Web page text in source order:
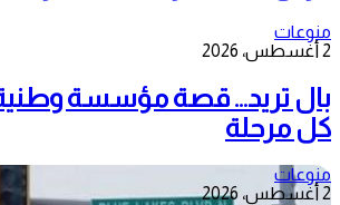
منوعات
2 أغسطس، 2026
بال تريد… قصة مؤسسة
كل مرحلة
منوعات
2 أغسطس، 2026